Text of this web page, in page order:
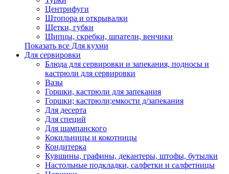
Центрифуги
Штопора и открывалки
Щетки, губки
Щипцы, скребки, шпатели, венчики
Показать все Для кухни
Для сервировки
Блюда для сервировки и запекания, подносы и
кастрюли для сервировки
Вазы
Горшки, кастрюли для запекания
Горшки; кастрюли;емкости д/запекания
Для десерта
Для специй
Для шампанского
Кокильницы и кокотницы
Кондитерка
Кувшины, графины, декантеры, штофы, бутылки
Настольные подкладки, салфетки и салфетницы